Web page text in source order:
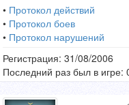
• Протокол действий
• Протокол боев
• Протокол нарушений
Регистрация: 31/08/2006
Последний раз был в игре: